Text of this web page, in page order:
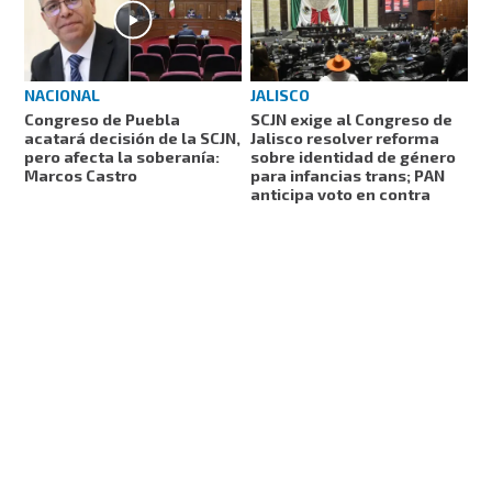
NACIONAL
Congreso de Puebla
acatará decisión de la SCJN,
pero afecta la soberanía:
Marcos Castro
JALISCO
SCJN exige al Congreso de
Jalisco resolver reforma
sobre identidad de género
para infancias trans; PAN
anticipa voto en contra